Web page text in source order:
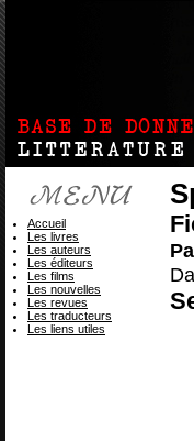
Accueil
Les livres
Les auteurs
Les éditeurs
Les films
Les nouvelles
Les revues
Les traducteurs
Les liens utiles